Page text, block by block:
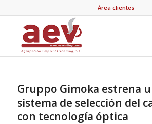
Área clientes
Gruppo Gimoka estrena
sistema de selección del
con tecnología óptica